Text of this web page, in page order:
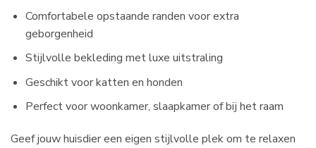
Comfortabele opstaande randen voor extra
geborgenheid
Stijlvolle bekleding met luxe uitstraling
Geschikt voor katten en honden
Perfect voor woonkamer, slaapkamer of bij het raam
Geef jouw huisdier een eigen stijlvolle plek om te relaxen